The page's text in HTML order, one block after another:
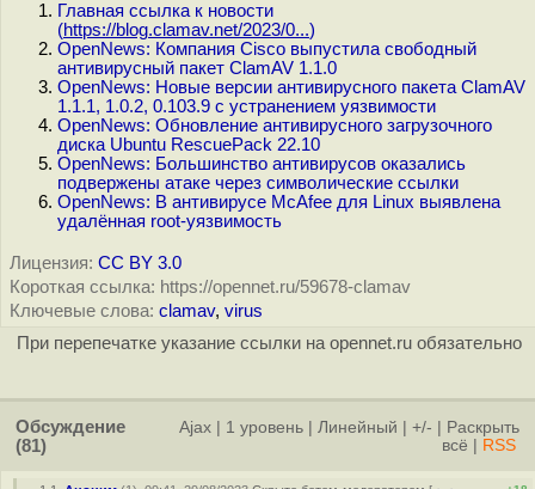
Главная ссылка к новости
(https://blog.clamav.net/2023/0...)
OpenNews: Компания Cisco выпустила свободный
антивирусный пакет ClamAV 1.1.0
OpenNews: Новые версии антивирусного пакета ClamAV
1.1.1, 1.0.2, 0.103.9 с устранением уязвимости
OpenNews: Обновление антивирусного загрузочного
диска Ubuntu RescuePack 22.10
OpenNews: Большинство антивирусов оказались
подвержены атаке через символические ссылки
OpenNews: В антивирусе McAfee для Linux выявлена
удалённая root-уязвимость
Лицензия: CC BY 3.0
Короткая ссылка: https://opennet.ru/59678-clamav
Ключевые слова: clamav, virus
При перепечатке указание ссылки на opennet.ru обязательно
Обсуждение
(81)
Ajax 1 уровень Линейный +/-
Раскрыть
всё
RSS